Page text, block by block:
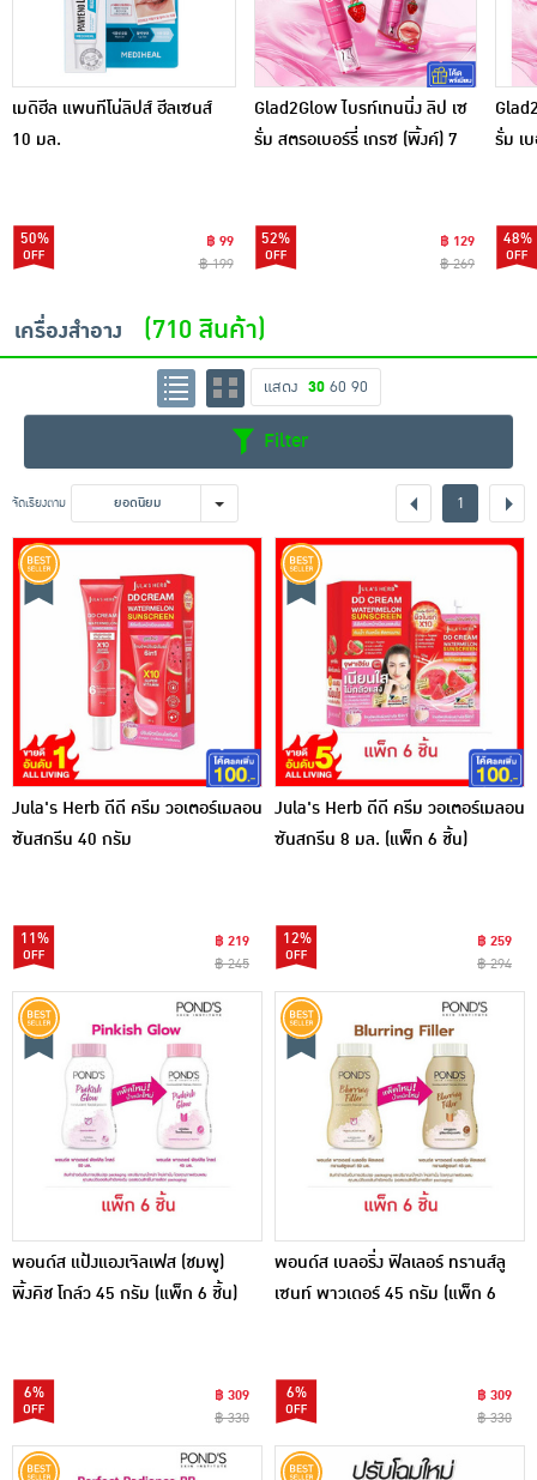
เมดิฮีล แพนทีโน่ลิปส์ ฮีลเซนส์
10 มล.
50%
฿ 99
฿ 199
Glad2Glow ไบรท์เทนนิ่ง ลิป เซ
รั่ม สตรอเบอร์รี่ เกรซ (พิ้งค์) 7
52%
฿ 129
฿ 269
รั่ม เ
48%
เครื่องสำอาง (710 สินค้า)
แสดง 30 60 90
Filter
จัดเรียงตาม ยอดนิยม 1
Jula's Herb ดีดี ครีม วอเตอร์เมลอน
ซันสกรีน 40 กรัม
11%
฿ 219
฿ 245
Jula's Herb ดีดี ครีม วอเตอร์เมลอน
ซันสกรีน 8 มล. (แพ็ก 6 ชิ้น)
12%
฿ 259
฿ 294
พอนด์ส แป้งแองเจิลเฟส (ชมพู)
พิ้งคิช โกล์ว 45 กรัม (แพ็ก 6 ชิ้น)
6%
฿ 309
฿ 330
พอนด์ส เบลอริ่ง ฟิลเลอร์ ทรานส์ลู
เซนท์ พาวเดอร์ 45 กรัม (แพ็ก 6
6%
฿ 309
฿ 330